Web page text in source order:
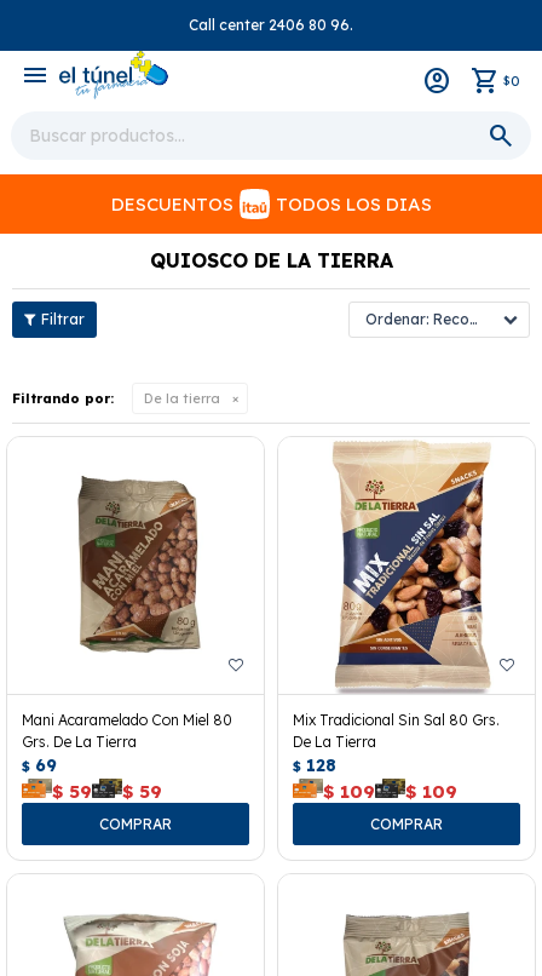
Call center 2406 80 96.
menu $0
DESCUENTOS TODOS LOS DIAS
QUIOSCO DE LA TIERRA
Recomendados
Filtrando por: De la tierra
Mani Acaramelado Con Miel 80
Grs. De La Tierra
$ 69
$ 59 $ 59
Mix Tradicional Sin Sal 80 Grs.
De La Tierra
$ 128
$ 109 $ 109
close